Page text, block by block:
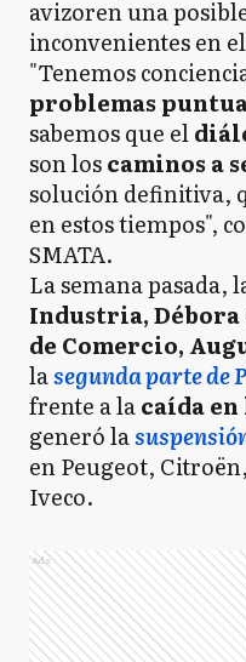
avizoren una
inconvenientes en
"Tenemos
problemas
sabemos que el
son loscaminos a
solución definitiva,
en estos tiempos",
SMATA.
La semana pasada,
Industria,
de Comercio,
lasegunda parte de
frente a lacaída
generó la
en Peugeot,
Iveco.
Ads